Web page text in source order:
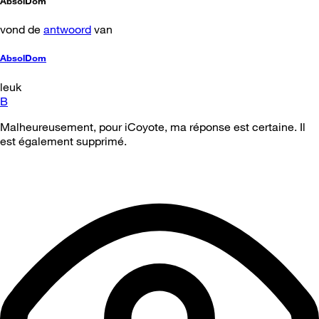
vond de antwoord van
AbsolDom
leuk
B
Malheureusement, pour iCoyote, ma réponse est certaine. Il
est également supprimé.